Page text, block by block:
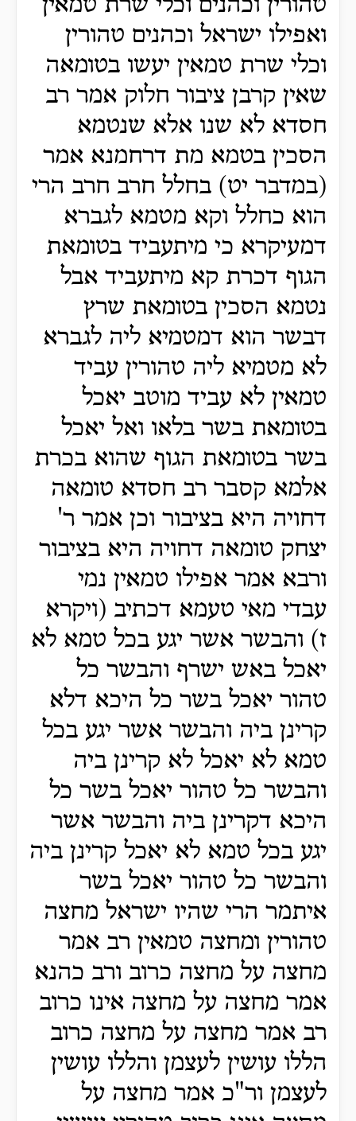
טהורין וכהנים וכלי שרת טמאין
ואפילו ישראל וכהנים טהורין
וכלי שרת טמאין יעשו בטומאה
שאין קרבן ציבור חלוק אמר רב
חסדא לא שנו אלא שנטמא
הסכין בטמא מת דרחמנא אמר
(במדבר יט) בחלל חרב חרב הרי
הוא כחלל וקא מטמא לגברא
דמעיקרא כי מיתעביד בטומאת
הגוף דכרת קא מיתעביד אבל
נטמא הסכין בטומאת שרץ
דבשר הוא דמטמיא ליה לגברא
לא מטמיא ליה טהורין עביד
טמאין לא עביד מוטב יאכל
בטומאת בשר בלאו ואל יאכל
בשר בטומאת הגוף שהוא בכרת
אלמא קסבר רב חסדא טומאה
דחויה היא בציבור וכן אמר ר'
יצחק טומאה דחויה היא בציבור
ורבא אמר אפילו טמאין נמי
עבדי מאי טעמא דכתיב (ויקרא
ז) והבשר אשר יגע בכל טמא לא
יאכל באש ישרף והבשר כל
טהור יאכל בשר כל היכא דלא
קרינן ביה והבשר אשר יגע בכל
טמא לא יאכל לא קרינן ביה
והבשר כל טהור יאכל בשר כל
היכא דקרינן ביה והבשר אשר
יגע בכל טמא לא יאכל קרינן ביה
והבשר כל טהור יאכל בשר
איתמר הרי שהיו ישראל מחצה
טהורין ומחצה טמאין רב אמר
מחצה על מחצה כרוב ורב כהנא
אמר מחצה על מחצה אינו כרוב
רב אמר מחצה על מחצה כרוב
הללו עושין לעצמן והללו עושין
לעצמן ור"כ אמר מחצה על